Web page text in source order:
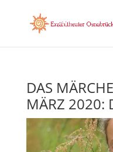
DAS
MÄRZ 2020: